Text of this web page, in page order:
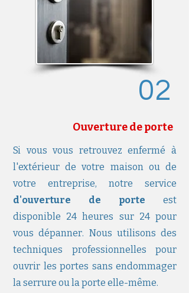
02
Ouverture de porte
Si vous vous retrouvez enfermé à
l'extérieur de votre maison ou de
votre entreprise, notre service
d'ouverture de porte est
disponible 24 heures sur 24 pour
vous dépanner. Nous utilisons des
techniques professionnelles pour
ouvrir les portes sans endommager
la serrure ou la porte elle-même.